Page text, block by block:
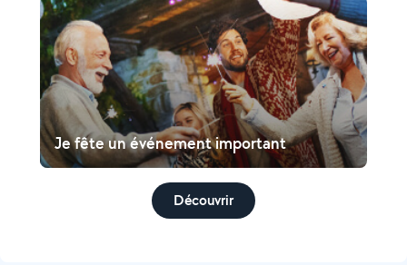
Je fête un événement important
Découvrir